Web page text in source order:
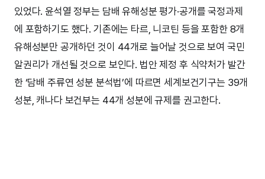
있었다. 윤석열 정부는 담배 유해성분 평가·공개를 국정과제
에 포함하기도 했다. 기존에는 타르, 니코틴 등을 포함한 8개
유해성분만 공개하던 것이 44개로 늘어날 것으로 보여 국민
알권리가 개선될 것으로 보인다. 법안 제정 후 식약처가 발간
한 ‘담배 주류연 성분 분석법’에 따르면 세계보건기구는 39개
성분, 캐나다 보건부는 44개 성분에 규제를 권고한다.